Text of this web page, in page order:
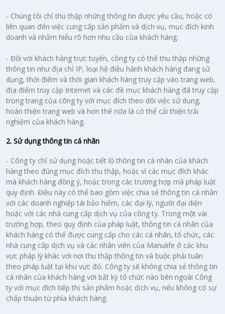
- Chúng tôi chỉ thu thập những thông tin được yêu cầu, hoặc có
liên quan đến việc cung cấp sản phẩm và dịch vụ, mục đích kinh
doanh và nhằm hiểu rõ hơn nhu cầu của khách hàng.
- Đối với khách hàng trực tuyến, công ty có thể thu thập những
thông tin như địa chỉ IP, loại hệ điều hành khách hàng đang sử
dụng, thời điểm và thời gian khách hàng truy cập vào trang web,
địa điểm truy cập Internet và các đề mục khách hàng đã truy cập
trong trang của công ty với mục đích theo dõi việc sử dụng,
hoàn thiện trang web và hơn thế nữa là có thể cải thiện trải
nghiệm của khách hàng.
2. Sử dụng thông tin cá nhân
- Công ty chỉ sử dụng hoặc tiết lộ thông tin cá nhân của khách
hàng theo đúng mục đích thu thập, hoặc vì các mục đích khác
mà khách hàng đồng ý, hoặc trong các trường hợp mà pháp luật
quy định. Điều này có thể bao gồm việc chia sẻ thông tin cá nhân
với các doanh nghiệp tái bảo hiểm, các đại lý, người đại diện
hoặc với các nhà cung cấp dịch vụ của công ty. Trong một vài
trường hợp, theo quy định của pháp luật, thông tin cá nhân của
khách hàng có thể được cung cấp cho các cá nhân, tổ chức, các
nhà cung cấp dịch vụ và các nhân viên của Manulife ở các khu
vực pháp lý khác với nơi thu thập thông tin và buộc phải tuân
theo pháp luật tại khu vực đó. Công ty sẽ không chia sẻ thông tin
cá nhân của khách hàng với bất kỳ tổ chức nào bên ngoài Công
ty với mục đích tiếp thị sản phẩm hoặc dịch vụ, nếu không có sự
chấp thuận từ phía khách hàng.